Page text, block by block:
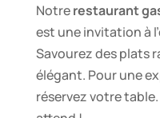
Notrerestaurant
est une invitation à
Savourez des plats
élégant. Pour une
réservez votre table.